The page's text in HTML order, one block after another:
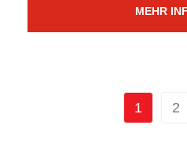
MEHR
1 2